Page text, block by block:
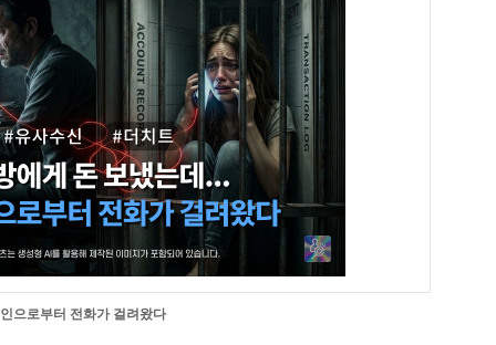
으로부터 전화가 걸려왔다